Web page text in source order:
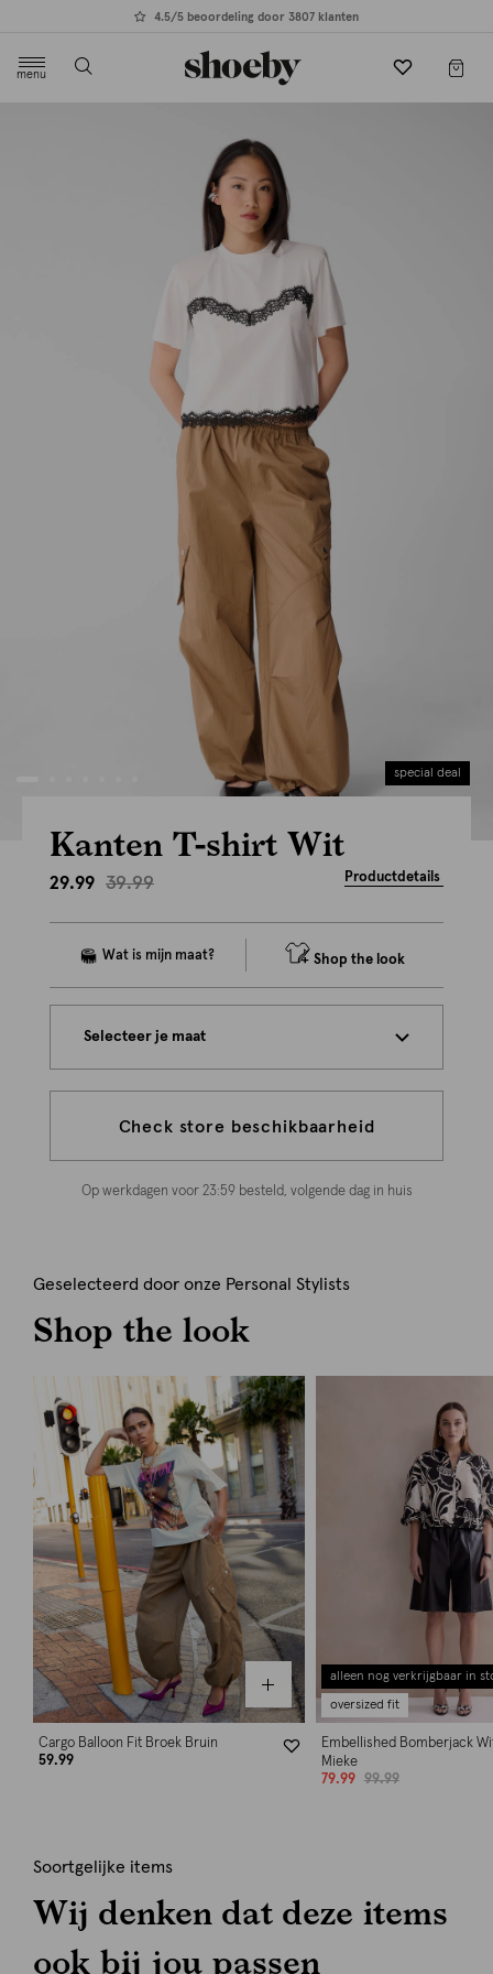
4.5/5 beoordeling door 3807 klanten
menu
special deal
Kanten T-shirt Wit
29.99 39.99 Productdetails
Shop the look
Selecteer je maat
Check store beschikbaarheid
Op werkdagen voor 23:59 besteld, volgende dag in huis
Geselecteerd door onze Personal Stylists
Shop the look
Cargo Balloon Fit Broek Bruin
59.99
alleen nog verkrijgbaar in
oversized fit
Embellished Bomberjack
Mieke
79.99
99.99
Soortgelijke items
Wij denken dat deze items
ook bij jou passen